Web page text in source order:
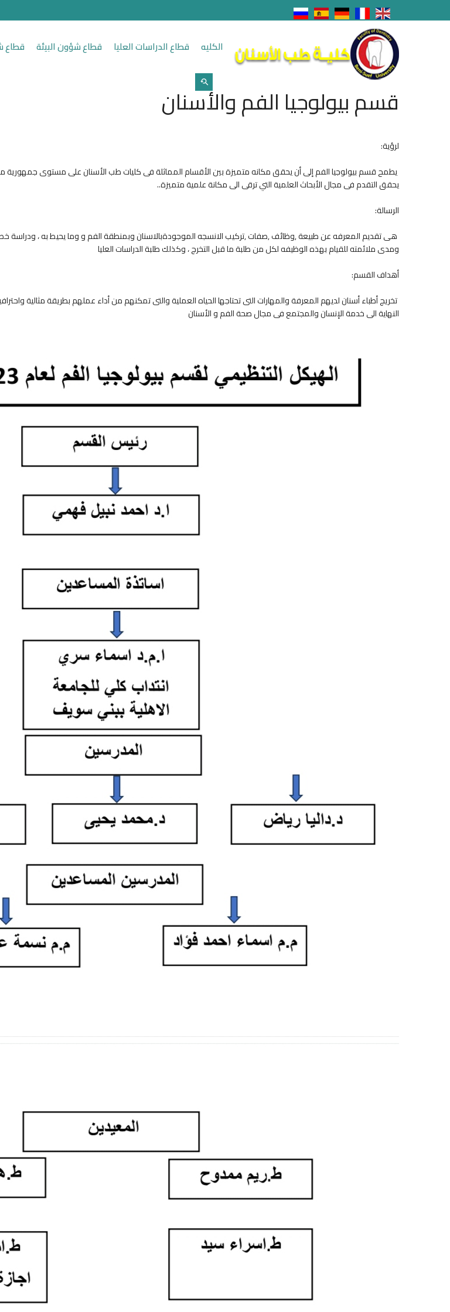
الكليه قطاع الدراسات العليا قطاع شؤون البيئة قطاع
قسم بيولوجيا الفم والأسنان
لرؤية:
يطمح قسم بيولوجيا الفم إلى أن يحقق مكانه متميزة بين الأقسام المماثلة فى كليات طب الأسنان على مستوى جمهورية
يحقق التقدم فى مجال الأبحاث العلمية التي ترقى الى مكانة علمية متميزة..
الرسالة:
هى تقديم المعرفه عن طبيعة ,وظائف ,صفات ,تركيب الانسجه الموجودةبالاسنان وبمنطقة الفم و وما يحيط به ، ودراسة
ومدى ملائمته للقيام بهذه الوظيفه لكل من طلبة ما قبل التخرج ، وكذلك طلبة الدراسات العليا
أهداف القسم:
تخريج أطباء أسنان لديهم المعرفة والمهارات التى تحتاجها الحياه العملية والتى تمكنهم من أداء عملهم بطريقة مثالية
النهاية الى خدمة الإنسان والمجتمع فى مجال صحة الفم و الأسنان